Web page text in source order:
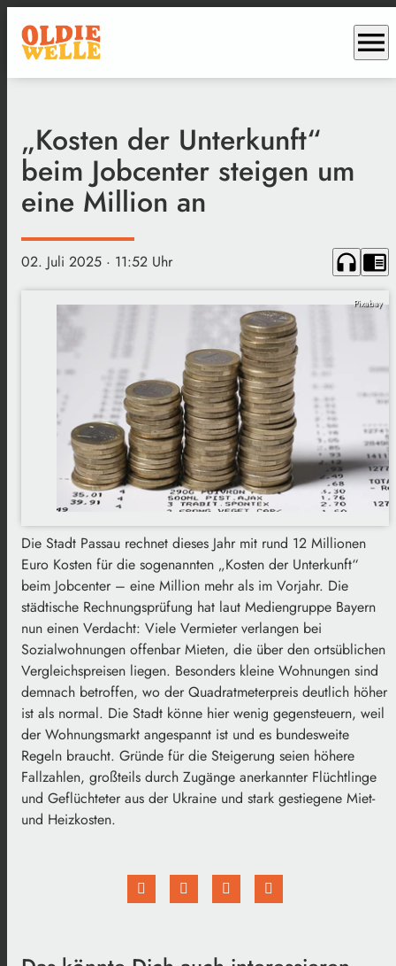
menu
„Kosten der Unterkunft“
beim Jobcenter steigen um
eine Million an
02. Juli 2025 · 11:52 Uhr headphones chrome_reader_mode
Pixabay
Die Stadt Passau rechnet dieses Jahr mit rund 12 Millionen
Euro Kosten für die sogenannten „Kosten der Unterkunft“
beim Jobcenter – eine Million mehr als im Vorjahr. Die
städtische Rechnungsprüfung hat laut Mediengruppe Bayern
nun einen Verdacht: Viele Vermieter verlangen bei
Sozialwohnungen offenbar Mieten, die über den ortsüblichen
Vergleichspreisen liegen. Besonders kleine Wohnungen sind
demnach betroffen, wo der Quadratmeterpreis deutlich höher
ist als normal. Die Stadt könne hier wenig gegensteuern, weil
der Wohnungsmarkt angespannt ist und es bundesweite
Regeln braucht. Gründe für die Steigerung seien höhere
Fallzahlen, großteils durch Zugänge anerkannter Flüchtlinge
und Geflüchteter aus der Ukraine und stark gestiegene Miet-
und Heizkosten.